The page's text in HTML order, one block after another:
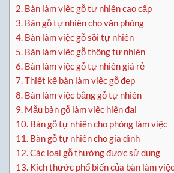
2. Bàn làm việc gỗ tự nhiên cao cấp
3. Bàn gỗ tự nhiên cho văn phòng
4. Bàn làm việc gỗ sồi tự nhiên
5. Bàn làm việc gỗ thông tự nhiên
6. Bàn làm việc gỗ tự nhiên giá rẻ
7. Thiết kế bàn làm việc gỗ đẹp
8. Bàn làm việc bằng gỗ tự nhiên
9. Mẫu bàn gỗ làm việc hiện đại
10. Bàn gỗ tự nhiên cho phòng làm việc
11. Bàn gỗ tự nhiên cho gia đình
12. Các loại gỗ thường được sử dụng
13. Kích thước phổ biến của bàn làm việc